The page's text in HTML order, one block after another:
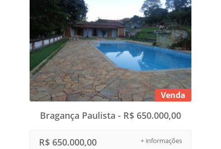
Venda
Bragança Paulista - R$ 650.000,00
+ informações
R$ 650.000,00